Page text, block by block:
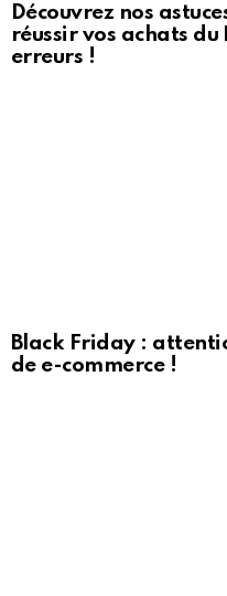
Découvrez nos
réussir vos achats
erreurs !
Black Friday :
de e-commerce !